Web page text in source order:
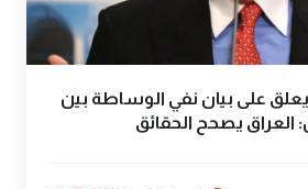
يعلق على بيان نفي الوساطة بين
يصحح الحقائق